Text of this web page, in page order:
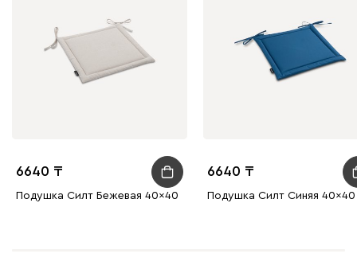
6640
Подушка Силт Бежевая 40x40
6640
Подушка Силт Синяя 40x40